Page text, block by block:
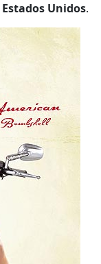
Estados Unidos.